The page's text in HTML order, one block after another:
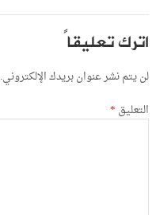
اترك تعليقاً
لن يتم نشر عنوان بريدك الإلكتروني.
التعليق *